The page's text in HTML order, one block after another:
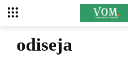
odiseja